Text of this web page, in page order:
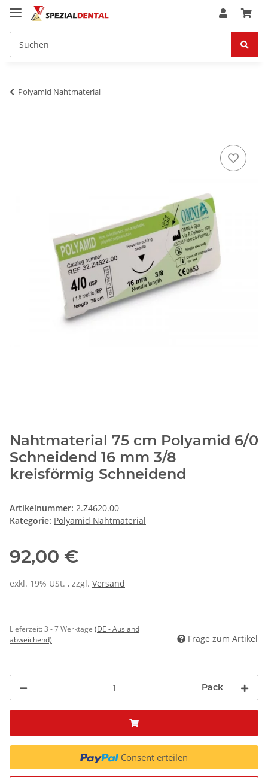
Polyamid Nahtmaterial
Nahtmaterial 75 cm Polyamid 6/0
Schneidend 16 mm 3/8
kreisförmig Schneidend
Artikelnummer: 2.Z4620.00
Kategorie: Polyamid Nahtmaterial
92,00 €
exkl. 19% USt. , zzgl. Versand
Lieferzeit:3 - 7 Werktage (DE - Ausland
abweichend)
Frage zum Artikel
Pack
Consent erteilen